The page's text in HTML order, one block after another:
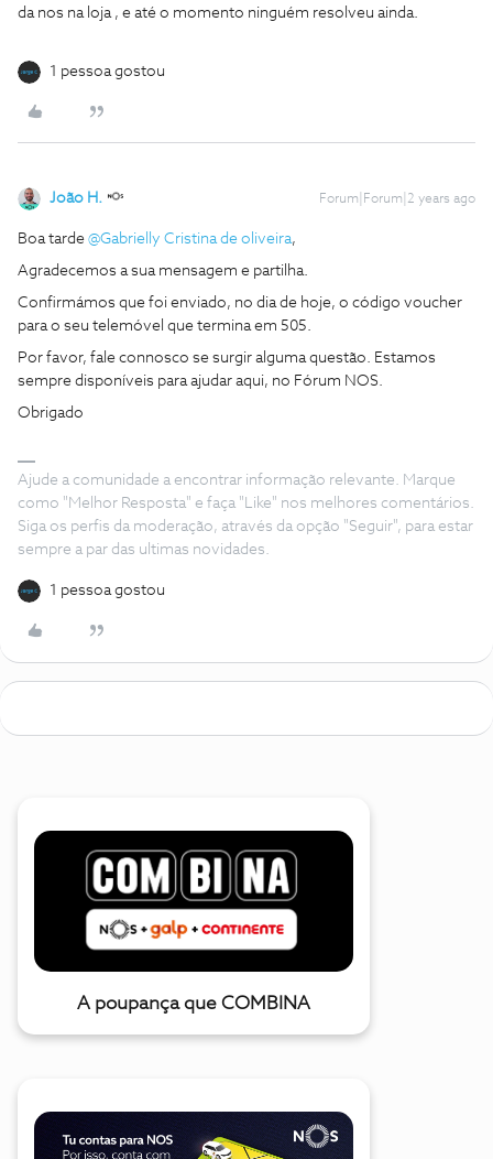
da nos na loja , e até o momento ninguém resolveu ainda.
1 pessoa gostou
João H. Forum|Forum|2 years ago
Boa tarde @Gabrielly Cristina de oliveira,
Agradecemos a sua mensagem e partilha.
Confirmámos que foi enviado, no dia de hoje, o código voucher
para o seu telemóvel que termina em 505.
Por favor, fale connosco se surgir alguma questão. Estamos
sempre disponíveis para ajudar aqui, no Fórum NOS.
Obrigado
Ajude a comunidade a encontrar informação relevante. Marque
como "Melhor Resposta" e faça "Like" nos melhores comentários.
Siga os perfis da moderação, através da opção "Seguir", para estar
sempre a par das ultimas novidades.
1 pessoa gostou
A poupança que COMBINA